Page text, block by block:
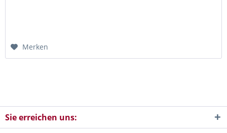
Merken
Sie erreichen uns: